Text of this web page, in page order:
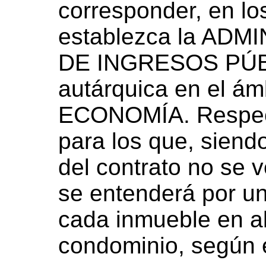
corresponder, en
establezca la
DE INGRESOS
autárquica en el
ECONOMÍA.
para los que,
del contrato no se
se entenderá por
cada inmueble en
condominio, según